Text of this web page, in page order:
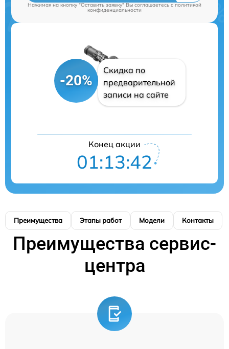
Нажимая на кнопку "Оставить заявку" Вы соглашаетесь cполитикой
конфиденциальности
-20%
Скидка по
предварительной
записи на сайте
Конец акции
01:13:41
Преимущества Этапы работ Модели Контакты
Преимущества сервис-
центра